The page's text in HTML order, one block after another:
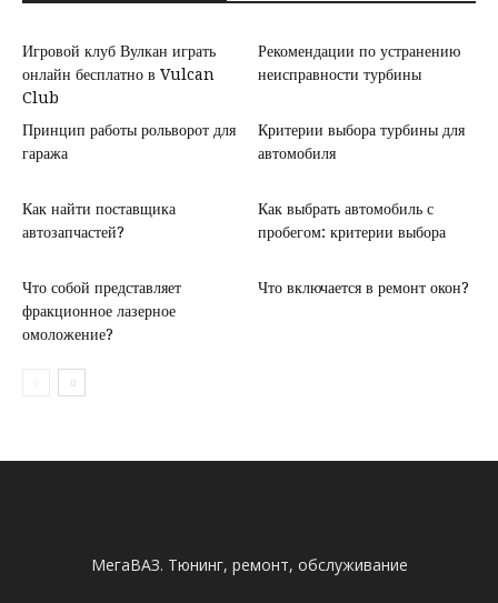
Игровой клуб Вулкан играть
онлайн бесплатно в Vulcan
Club
Рекомендации по устранению
неисправности турбины
Принцип работы рольворот для
гаража
Критерии выбора турбины для
автомобиля
Как найти поставщика
автозапчастей?
Как выбрать автомобиль с
пробегом: критерии выбора
Что собой представляет
фракционное лазерное
омоложение?
Что включается в ремонт окон?
МегаВАЗ. Тюнинг, ремонт, обслуживание